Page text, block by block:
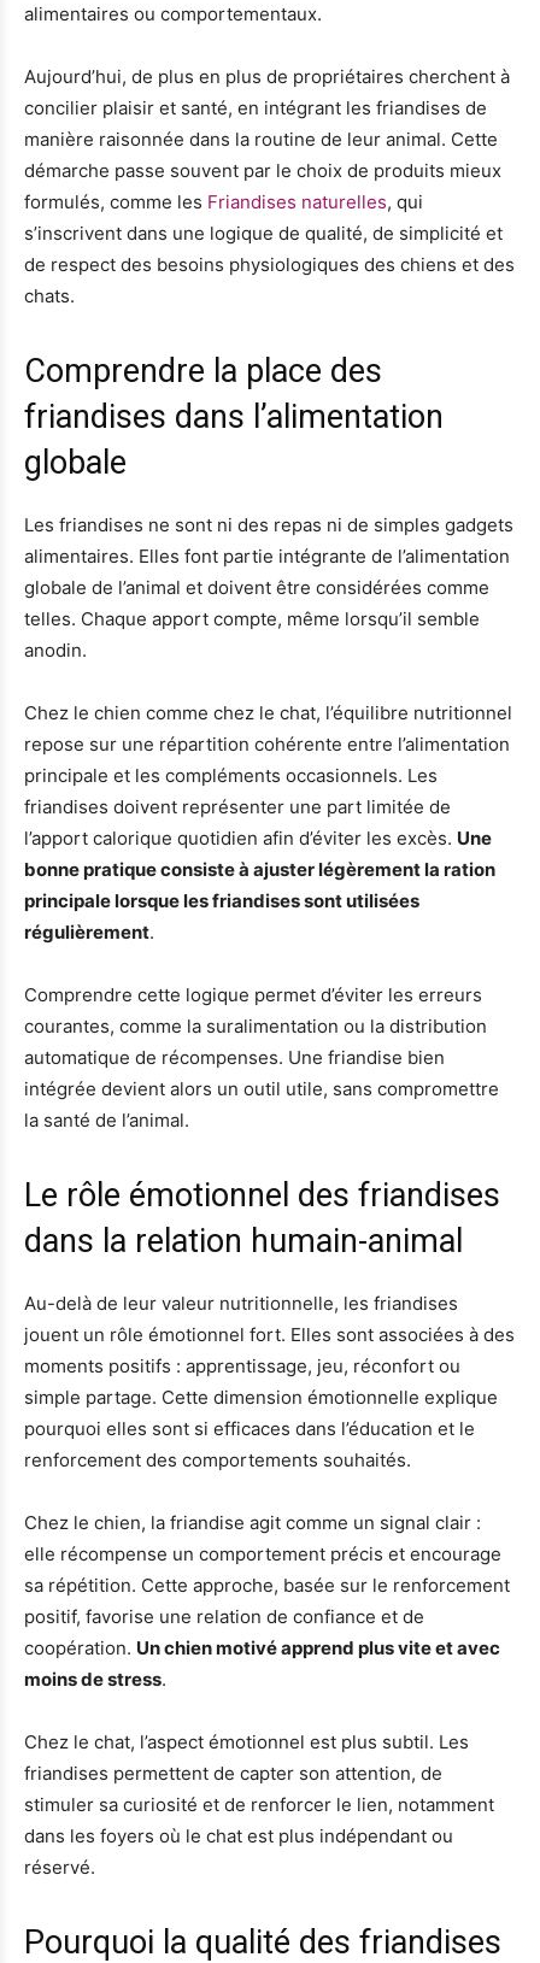
alimentaires ou comportementaux.
Aujourd’hui, de plus en plus de propriétaires cherchent à
concilier plaisir et santé, en intégrant les friandises de
manière raisonnée dans la routine de leur animal. Cette
démarche passe souvent par le choix de produits mieux
formulés, comme les Friandises naturelles, qui
s’inscrivent dans une logique de qualité, de simplicité et
de respect des besoins physiologiques des chiens et des
chats.
Comprendre la place des
friandises dans l’alimentation
globale
Les friandises ne sont ni des repas ni de simples gadgets
alimentaires. Elles font partie intégrante de l’alimentation
globale de l’animal et doivent être considérées comme
telles. Chaque apport compte, même lorsqu’il semble
anodin.
Chez le chien comme chez le chat, l’équilibre nutritionnel
repose sur une répartition cohérente entre l’alimentation
principale et les compléments occasionnels. Les
friandises doivent représenter une part limitée de
l’apport calorique quotidien afin d’éviter les excès. Une
bonne pratique consiste à ajuster légèrement la ration
principale lorsque les friandises sont utilisées
régulièrement.
Comprendre cette logique permet d’éviter les erreurs
courantes, comme la suralimentation ou la distribution
automatique de récompenses. Une friandise bien
intégrée devient alors un outil utile, sans compromettre
la santé de l’animal.
Le rôle émotionnel des friandises
dans la relation humain-animal
Au-delà de leur valeur nutritionnelle, les friandises
jouent un rôle émotionnel fort. Elles sont associées à des
moments positifs : apprentissage, jeu, réconfort ou
simple partage. Cette dimension émotionnelle explique
pourquoi elles sont si efficaces dans l’éducation et le
renforcement des comportements souhaités.
Chez le chien, la friandise agit comme un signal clair :
elle récompense un comportement précis et encourage
sa répétition. Cette approche, basée sur le renforcement
positif, favorise une relation de confiance et de
coopération. Un chien motivé apprend plus vite et avec
moins de stress.
Chez le chat, l’aspect émotionnel est plus subtil. Les
friandises permettent de capter son attention, de
stimuler sa curiosité et de renforcer le lien, notamment
dans les foyers où le chat est plus indépendant ou
réservé.
Pourquoi la qualité des friandises